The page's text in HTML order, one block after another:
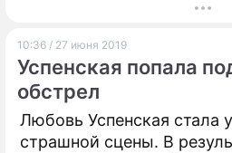
10:36 / 27 июня 2019
Успенская попала
обстрел
Любовь Успенская стала
страшной сцены. В